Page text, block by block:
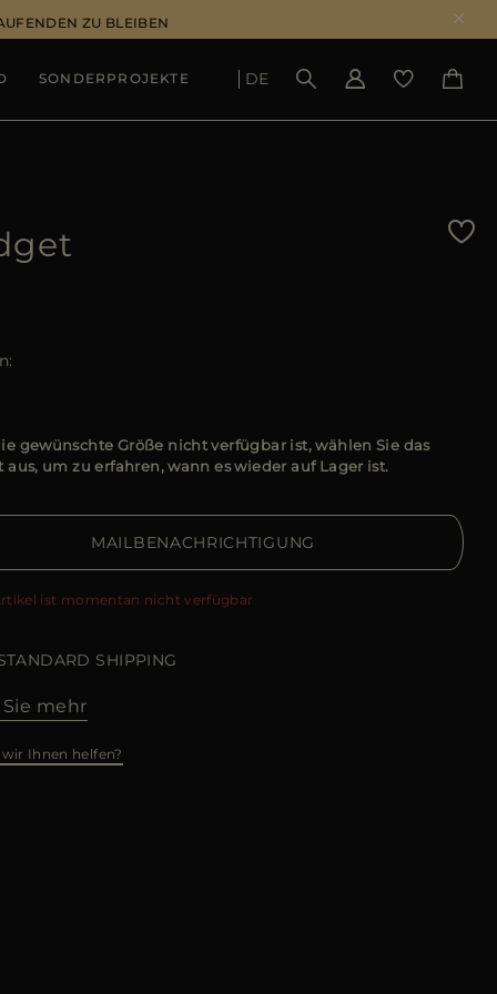
ZU BLEIBEN
ERGEBNISSE ANSEHEN
SONDERPROJEKTE DE
gewünschte Größe nicht verfügbar ist, wählen Sie das
aus, um zu erfahren, wann es wieder auf Lager ist.
MAILBENACHRICHTIGUNG
ist momentan nicht verfügbar
SHIPPING
Sie mehr
Ihnen helfen?